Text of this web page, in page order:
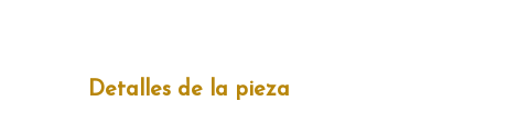
Detalles de la pieza